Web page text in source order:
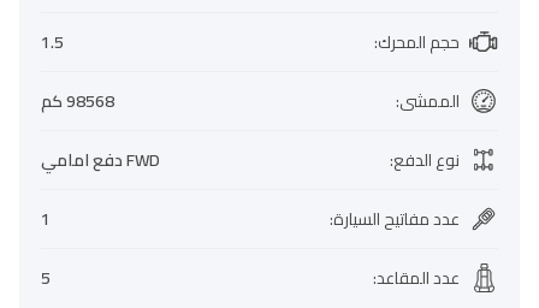
حجم المحرك:
1.5
الممشى:
98568 كم
نوع الدفع:
FWD دفع امامي
عدد مفاتيح السيارة:
1
عدد المقاعد:
5